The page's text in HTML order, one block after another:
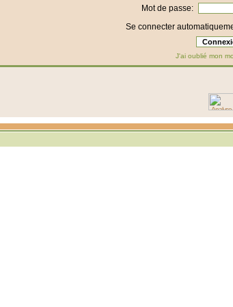
Mot de passe:
Se connecter
J'ai oublié mon